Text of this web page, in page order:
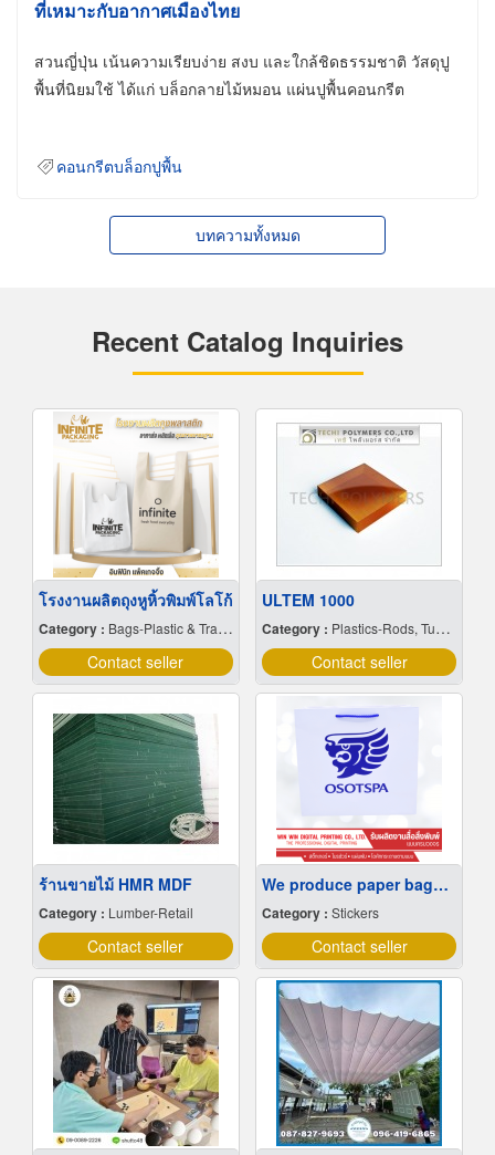
ที่เหมาะกับอากาศเมืองไทย
สวนญี่ปุ่น เน้นความเรียบง่าย สงบ และใกล้ชิดธรรมชาติ วัสดุปู
พื้นที่นิยมใช้ ได้แก่ บล็อกลายไม้หมอน แผ่นปูพื้นคอนกรีต
คอนกรีตบล็อกปูพื้น
บทความทั้งหมด
Recent Catalog Inquiries
โรงงานผลิตถุงหูหิ้วพิมพ์โลโก้
Category : Bags-Plastic & Transparent
Contact seller
ULTEM 1000
Category : Plastics-Rods, Tubes, Sheets, Etc, Supply Centers
Contact seller
ร้านขายไม้ HMR MDF
Category : Lumber-Retail
Contact seller
We produce paper bags at low prices.
Category : Stickers
Contact seller